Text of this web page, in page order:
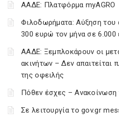
ΑΑΔΕ: Πλατφόρμα myAGRO
Φιλοδωρήματα: Αύξηση του
300 ευρώ τον μήνα σε
ΑΑΔΕ: Ξεμπλοκάρουν οι
ακινήτων – Δεν απαιτείται
της οφειλής
Πόθεν έσχες – Ανακοίνωση
Σε λειτουργία το gov.gr